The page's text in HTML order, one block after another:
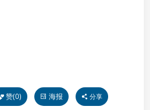
赞(0) 海报 分享